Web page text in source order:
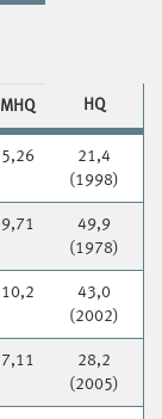
MHQ HQ
5,26
21,4
(1998)
9,71
49,9
(1978)
10,2
43,0
(2002)
7,11
28,2
(2005)